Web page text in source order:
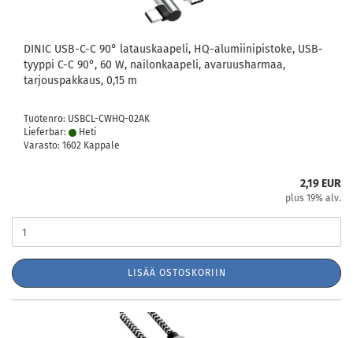
DINIC USB-C-C 90° latauskaapeli, HQ-alumiinipistoke, USB-
tyyppi C-C 90°, 60 W, nailonkaapeli, avaruusharmaa,
tarjouspakkaus, 0,15 m
Tuotenro: USBCL-CWHQ-02AK
Lieferbar:
Heti
Varasto: 1602 Kappale
2,19 EUR
plus 19% alv.
LISÄÄ OSTOSKORIIN